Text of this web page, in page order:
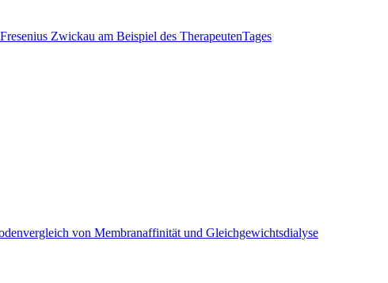
Zwickau am Beispiel des TherapeutenTages
von Membranaffinität und Gleichgewichtsdialyse